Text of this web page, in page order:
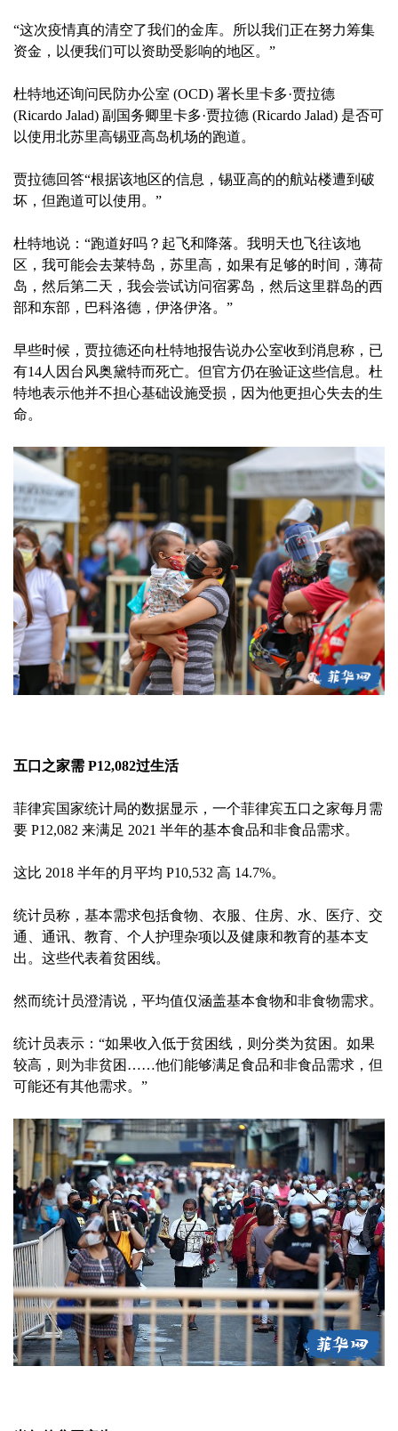
“这次疫情真的清空了我们的金库。所以我们正在努力筹集
资金，以便我们可以资助受影响的地区。”
杜特地还询问民防办公室 (OCD) 署长里卡多·贾拉德
(Ricardo Jalad) 副国务卿里卡多·贾拉德 (Ricardo Jalad) 是否可
以使用北苏里高锡亚高岛机场的跑道。
贾拉德回答“根据该地区的信息，锡亚高的的航站楼遭到破
坏，但跑道可以使用。”
杜特地说：“跑道好吗？起飞和降落。我明天也飞往该地
区，我可能会去莱特岛，苏里高，如果有足够的时间，薄荷
岛，然后第二天，我会尝试访问宿雾岛，然后这里群岛的西
部和东部，巴科洛德，伊洛伊洛。”
早些时候，贾拉德还向杜特地报告说办公室收到消息称，已
有14人因台风奥黛特而死亡。但官方仍在验证这些信息。杜
特地表示他并不担心基础设施受损，因为他更担心失去的生
命。
五口之家需 P12,082过生活
菲律宾国家统计局的数据显示，一个菲律宾五口之家每月需
要 P12,082 来满足 2021 半年的基本食品和非食品需求。
这比 2018 半年的月平均 P10,532 高 14.7%。
统计员称，基本需求包括食物、衣服、住房、水、医疗、交
通、通讯、教育、个人护理杂项以及健康和教育的基本支
出。这些代表着贫困线。
然而统计员澄清说，平均值仅涵盖基本食物和非食物需求。
统计员表示：“如果收入低于贫困线，则分类为贫困。如果
较高，则为非贫困……他们能够满足食品和非食品需求，但
可能还有其他需求。”